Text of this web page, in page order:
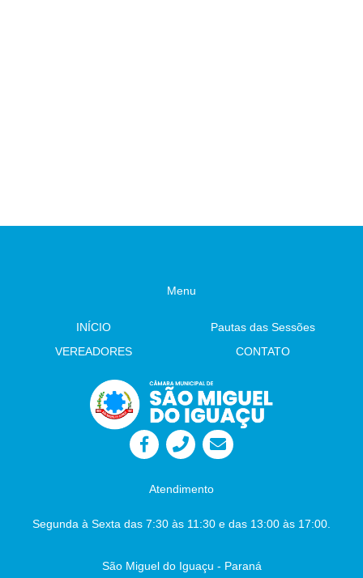
Menu
INÍCIO
Pautas das Sessões
VEREADORES
CONTATO
Atendimento
Segunda à Sexta das 7:30 às 11:30 e das 13:00 às 17:00.
São Miguel do Iguaçu - Paraná